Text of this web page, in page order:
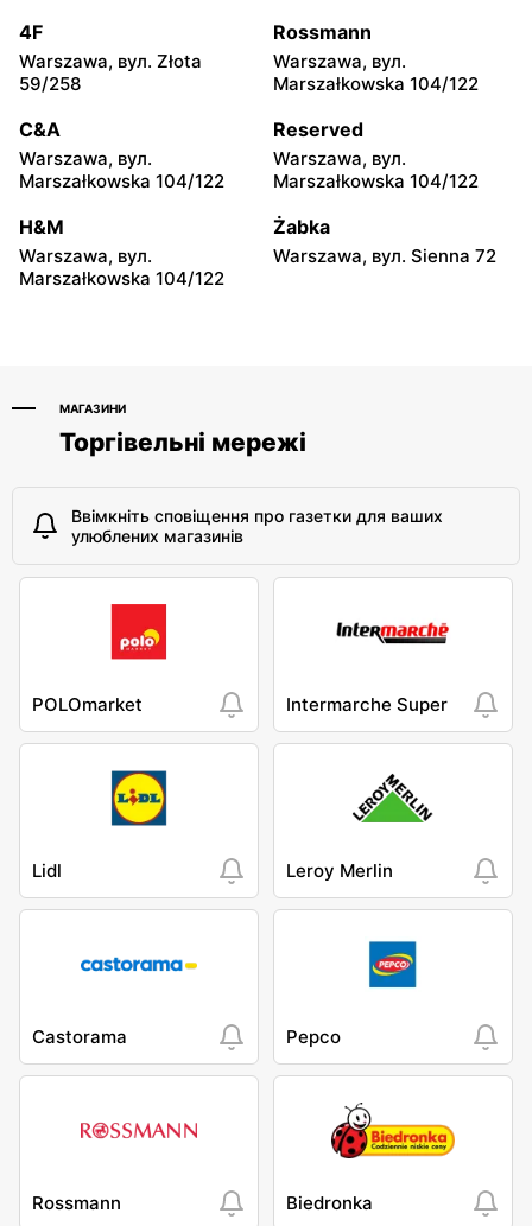
moje sklepy
Iwierzyce, вул. Iwierzyce
152A
moje sklepy
Tczew, вул. Franciszka
Żwirki 61
moje sklepy
Hyżne, вул. Hyżne 100
moje sklepy
Jarosław, вул. Pełkińska
147
moje sklepy
Niebylec, вул. Niebylec 139
moje sklepy
Opole, вул. Grudzicka 45
4F
Warszawa, вул. Złota
59/258
Rossmann
Warszawa, вул.
Marszałkowska 104/122
C&A
Warszawa, вул.
Marszałkowska 104/122
Reserved
Warszawa, вул.
Marszałkowska 104/122
H&M
Warszawa, вул.
Marszałkowska 104/122
Żabka
Warszawa, вул. Sienna 72
МАГАЗИНИ
Торгівельні мережі
Ввімкніть сповіщення про газетки для ваших
улюблених магазинів
POLOmarket Intermarche Super
Lidl Leroy Merlin
Castorama Pepco
Rossmann Biedronka